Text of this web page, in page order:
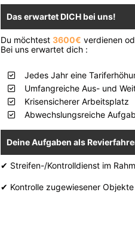
Das erwartet DICH bei uns!
Du möchtest 3600€ verdienen
Bei uns erwartet dich :
Jedes Jahr eine
Umfangreiche Aus- und
Krisensicherer Arbeitsplatz
Abwechslungsreiche
Deine Aufgaben als
✔ Streifen-/Kontrolldienst im
✔ Kontrolle zugewiesener